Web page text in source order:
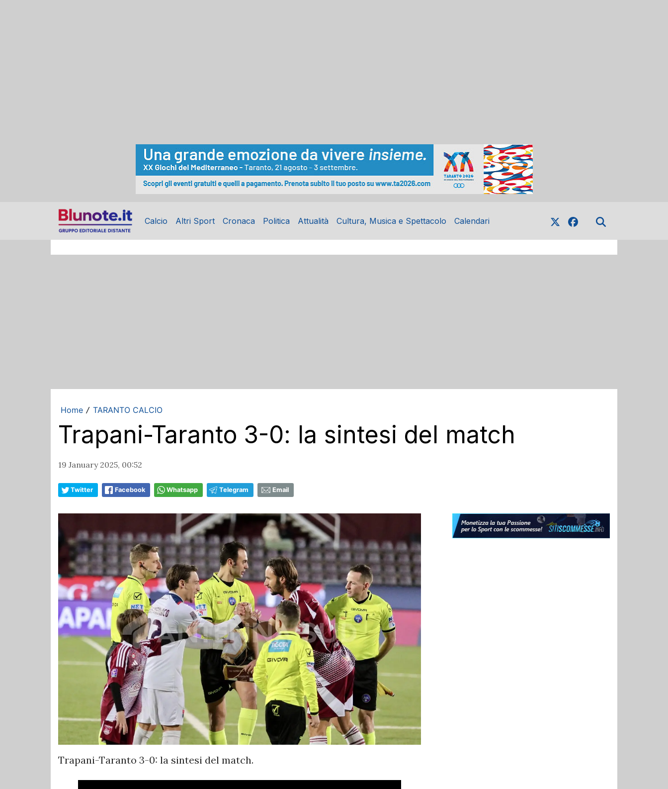
Calcio Altri Sport Cronaca Politica Attualità Cultura, Musica e Spettacolo Calendari
Home / TARANTO CALCIO
Trapani-Taranto 3-0: la sintesi del match
19 January 2025, 00:52
Twitter Facebook Whatsapp Telegram Email
Trapani-Taranto 3-0: la sintesi del match.